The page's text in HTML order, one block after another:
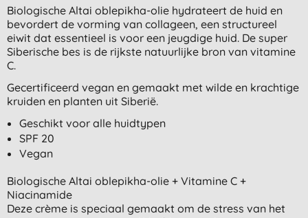
Biologische Altai oblepikha-olie hydrateert de huid en
bevordert de vorming van collageen, een structureel
eiwit dat essentieel is voor een jeugdige huid. De super
Siberische bes is de rijkste natuurlijke bron van vitamine
C.
Gecertificeerd vegan en gemaakt met wilde en krachtige
kruiden en planten uit Siberië.
Geschikt voor alle huidtypen
SPF 20
Vegan
Biologische Altai oblepikha-olie + Vitamine C +
Niacinamide
Deze crème is speciaal gemaakt om de stress van het